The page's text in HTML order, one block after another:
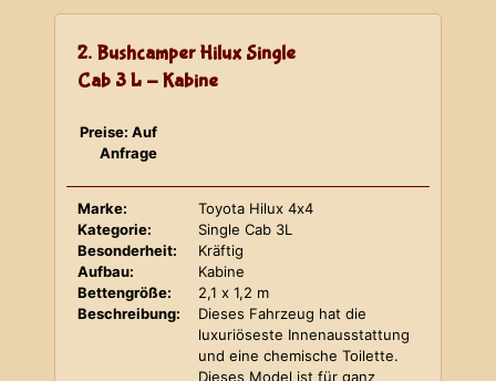
2. Bushcamper Hilux Single
Cab 3 L - Kabine
Preise: Auf
Anfrage
Marke:
Toyota Hilux 4x4
Kategorie:
Single Cab 3L
Besonderheit:
Kräftig
Aufbau:
Kabine
Bettengröße:
2,1 x 1,2 m
Beschreibung:
Dieses Fahrzeug hat die
luxuriöseste Innenausstattung
und eine chemische Toilette.
Dieses Model ist für ganz